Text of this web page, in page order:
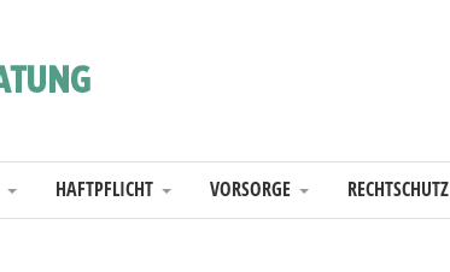
HAFTPFLICHT VORSORGE RECHTSCHUTZ